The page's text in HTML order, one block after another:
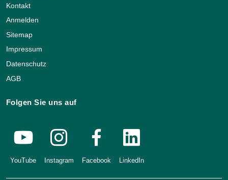
Kontakt
Anmelden
Sitemap
Impressum
Datenschutz
AGB
Folgen Sie uns auf
YouTube Instagram Facebook LinkedIn